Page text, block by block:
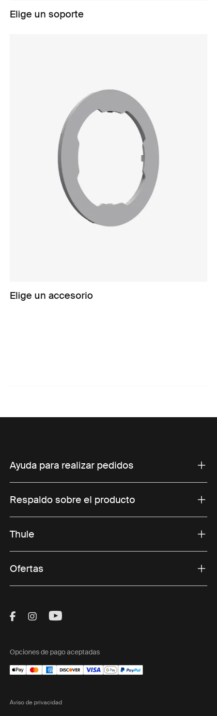
Elige un soporte
Elige un accesorio
Ayuda para realizar pedidos
Respaldo sobre el producto
Thule
Ofertas
Visit Thule on Facebook (external link)
Visit Thule on Instagram (external link)
Visit Thule on Youtube (external
Opciones de pago aceptadas
Aviso de privacidad